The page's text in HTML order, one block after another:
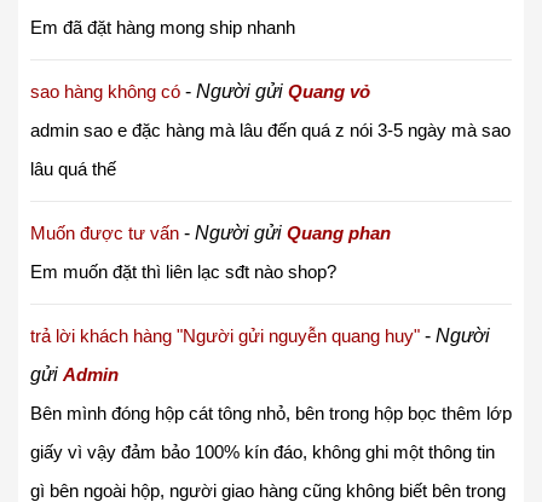
Em đã đặt hàng mong ship nhanh
sao hàng không có - Người gửi Quang vỏ
admin sao e đặc hàng mà lâu đến quá z nói 3-5 ngày mà sao
lâu quá thế
Muốn được tư vấn - Người gửi Quang phan
Em muốn đặt thì liên lạc sđt nào shop?
trả lời khách hàng "Người gửi nguyễn quang huy" - Người
gửi Admin
Bên mình đóng hộp cát tông nhỏ, bên trong hộp bọc thêm lớp
giấy vì vậy đảm bảo 100% kín đáo, không ghi một thông tin
gì bên ngoài hộp, người giao hàng cũng không biết bên trong